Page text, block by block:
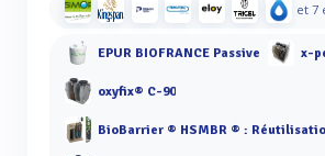
et 7
EPUR BIOFRANCE Passive x-
oxyfix® C-90
BioBarrier ® HSMBR ® : Réutilisation de l’eau à